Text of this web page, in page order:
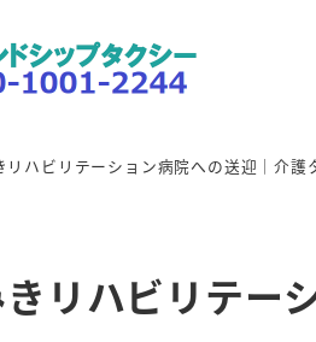
リハビリテーション病院への送迎｜介護
リハビリテー